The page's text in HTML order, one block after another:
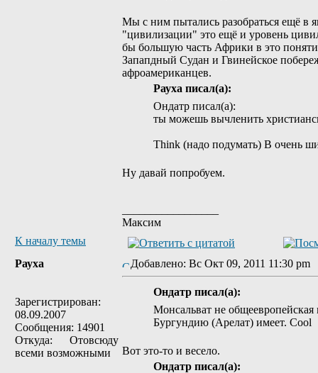
Мы с ним пытались разобраться ещё в
"цивилизации" это ещё и уровень
бы большую часть Африки в это
Запапдный Судан и Гвинейское
афроамериканцев.
Рауха писал(а):
Ондатр писал(а):
ты можешь вычленить
Think (надо подумать) В очень
Ну давай попробуем.
Максим
К началу темы
Рауха
Зарегистрирован:
08.09.2007
Сообщения: 14901
Откуда: Отовсюду
всеми возможными
Добавлено: Вс Окт 09, 2011 11:30 pm
Ондатр писал(а):
Монсальват не
Бургундию (Арелат) имеет. Cool
Вот это-то и весело.
Ондатр писал(а):